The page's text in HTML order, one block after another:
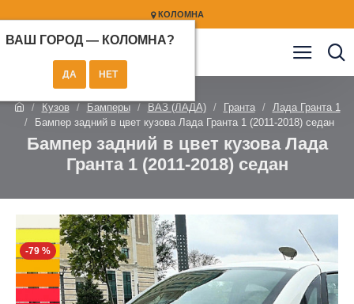
КОЛОМНА
ВАШ ГОРОД — КОЛОМНА?
Кузов Бамперы ВАЗ (ЛАДА) Гранта
Лада Гранта 1
Бампер задний в цвет кузова Лада Гранта 1 (2011-2018) седан
Бампер задний в цвет кузова Лада
Гранта 1 (2011-2018) седан
-79 %